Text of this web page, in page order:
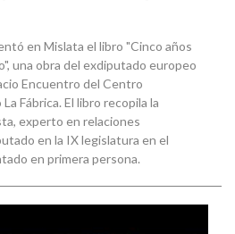
en Mislata el libro "Cinco años
una obra del exdiputado europeo
Encuentro del Centro
Fábrica. El libro recopila la
experto en relaciones
en la IX legislatura en el
en primera persona.